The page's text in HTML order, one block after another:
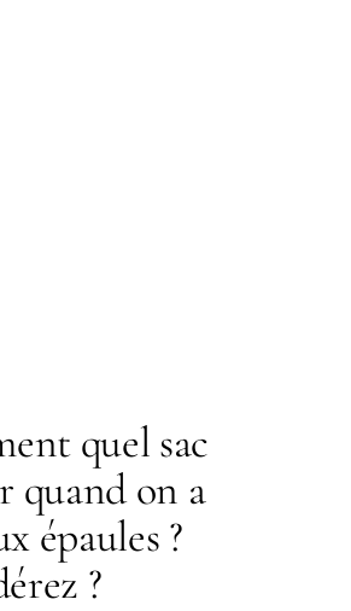
quel sac
quand on a
épaules ?
?